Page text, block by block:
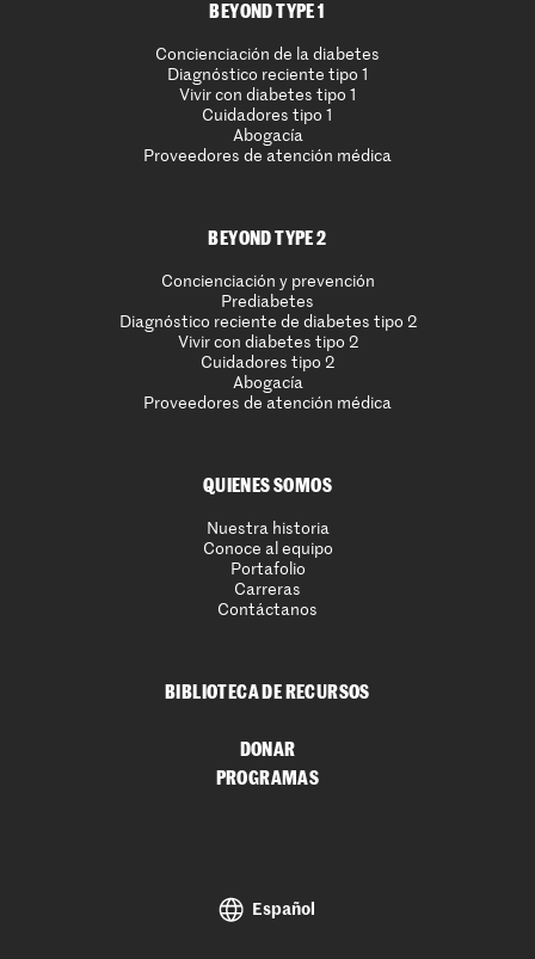
BEYOND TYPE 1
Concienciación de la diabetes
Diagnóstico reciente tipo 1
Vivir con diabetes tipo 1
Cuidadores tipo 1
Abogacía
Proveedores de atención médica
BEYOND TYPE 2
Concienciación y prevención
Prediabetes
Diagnóstico reciente de diabetes tipo 2
Vivir con diabetes tipo 2
Cuidadores tipo 2
Abogacía
Proveedores de atención médica
QUIENES SOMOS
Nuestra historia
Conoce al equipo
Portafolio
Carreras
Contáctanos
BIBLIOTECA DE RECURSOS
DONAR
PROGRAMAS
Español